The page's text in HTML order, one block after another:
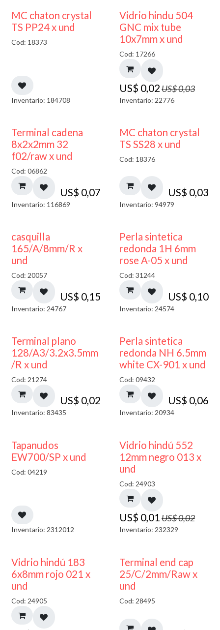
MC chaton crystal
TS PP24 x und
Cod: 18373
Inventario: 184708
40% DESCUENTO
Vidrio hindu 504
GNC mix tube
10x7mm x und
Cod: 17266
US$ 0,02US$0,03
Inventario: 22776
Terminal cadena
8x2x2mm 32
f02/raw x und
Cod: 06862
US$ 0,07
Inventario: 116869
MC chaton crystal
TS SS28 x und
Cod: 18376
US$ 0,03
Inventario: 94979
casquilla
165/A/8mm/R x
und
Cod: 20057
US$ 0,15
Inventario: 24767
Perla sintetica
redonda 1H 6mm
rose A-05 x und
Cod: 31244
US$ 0,10
Inventario: 24574
Terminal plano
128/A3/3.2x3.5mm
/R x und
Cod: 21274
US$ 0,02
Inventario: 83435
Perla sintetica
redonda NH 6.5mm
white CX-901 x und
Cod: 09432
US$ 0,06
Inventario: 20934
50% DESCUENTO
Tapanudos
EW700/SP x und
Cod: 04219
Inventario: 2312012
40% DESCUENTO
Vidrio hindú 552
12mm negro 013 x
und
Cod: 24903
US$ 0,01US$0,02
Inventario: 232329
40% DESCUENTO
Vidrio hindú 183
6x8mm rojo 021 x
und
Cod: 24905
Terminal end cap
25/C/2mm/Raw x
und
Cod: 28495